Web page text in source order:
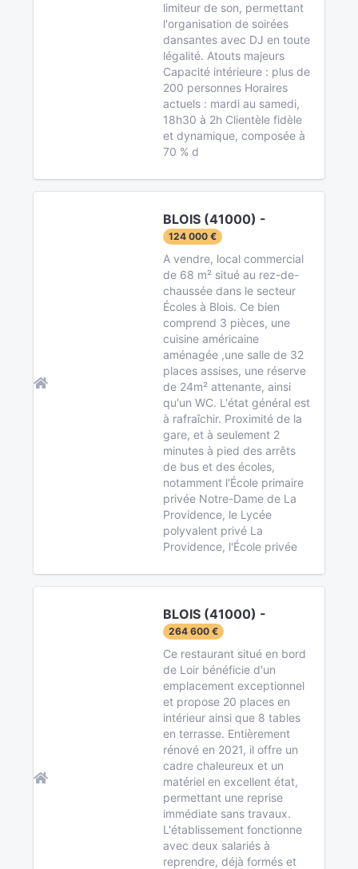
limiteur de son, permettant
l'organisation de soirées
dansantes avec DJ en toute
légalité. Atouts majeurs
Capacité intérieure : plus de
200 personnes Horaires
actuels : mardi au samedi,
18h30 à 2h Clientèle fidèle
et dynamique, composée à
70 % d
BLOIS (41000) -
124 000 €
A vendre, local commercial
de 68 m² situé au rez-de-
chaussée dans le secteur
Écoles à Blois. Ce bien
comprend 3 pièces, une
cuisine américaine
aménagée ,une salle de 32
places assises, une réserve
de 24m² attenante, ainsi
qu'un WC. L'état général est
à rafraîchir. Proximité de la
gare, et à seulement 2
minutes à pied des arrêts
de bus et des écoles,
notamment l'École primaire
privée Notre-Dame de La
Providence, le Lycée
polyvalent privé La
Providence, l'École privée
BLOIS (41000) -
264 600 €
Ce restaurant situé en bord
de Loir bénéficie d'un
emplacement exceptionnel
et propose 20 places en
intérieur ainsi que 8 tables
en terrasse. Entièrement
rénové en 2021, il offre un
cadre chaleureux et un
matériel en excellent état,
permettant une reprise
immédiate sans travaux.
L'établissement fonctionne
avec deux salariés à
reprendre, déjà formés et